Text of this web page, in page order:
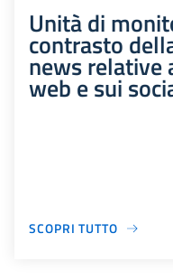
Unità di
contrasto
news relative
web e sui
SCOPRI TUTTO